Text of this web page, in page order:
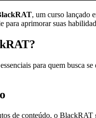
, um curso lançado
para aprimorar suas
para quem busca
de conteúdo, o BlackRAT